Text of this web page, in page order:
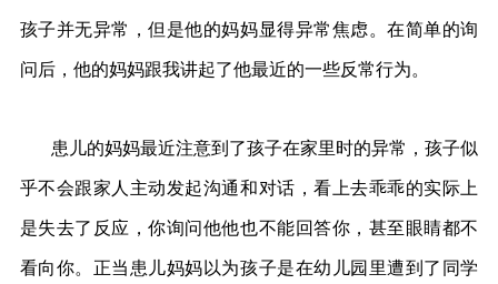
孩子并无异常，但是他的妈妈显得异常焦虑。在简单的询
问后，他的妈妈跟我讲起了他最近的一些反常行为。
患儿的妈妈最近注意到了孩子在家里时的异常，孩子似
乎不会跟家人主动发起沟通和对话，看上去乖乖的实际上
是失去了反应，你询问他他也不能回答你，甚至眼睛都不
看向你。正当患儿妈妈以为孩子是在幼儿园里遭到了同学